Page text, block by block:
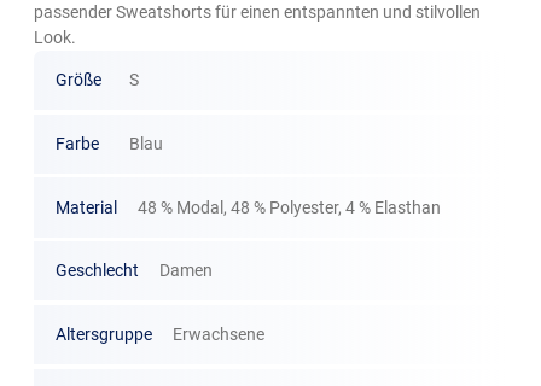
passender Sweatshorts für einen entspannten und stilvollen
Look.
Größe S
Farbe Blau
Material 48 % Modal, 48 % Polyester, 4 % Elasthan
Geschlecht Damen
Altersgruppe Erwachsene